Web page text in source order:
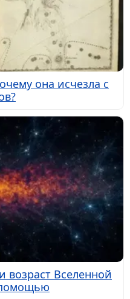
она исчезла с
возраст Вселенной